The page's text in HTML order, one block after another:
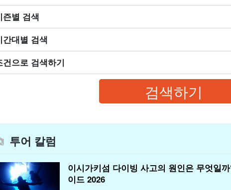
즌별 검색
간대별 검색
건으로 검색하기
투어 칼럼
이시가키섬 다이빙 사고의 원인은 무엇일
이드 2026